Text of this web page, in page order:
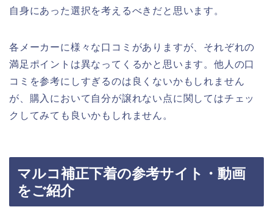
自身にあった選択を考えるべきだと思います。
各メーカーに様々な口コミがありますが、それぞれの
満足ポイントは異なってくるかと思います。他人の口
コミを参考にしすぎるのは良くないかもしれません
が、購入において自分が譲れない点に関してはチェッ
クしてみても良いかもしれません。
マルコ補正下着の参考サイト・動画
をご紹介